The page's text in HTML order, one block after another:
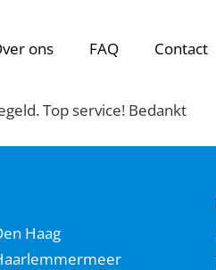
ons FAQ Contact
Top service! Bedankt
Haag